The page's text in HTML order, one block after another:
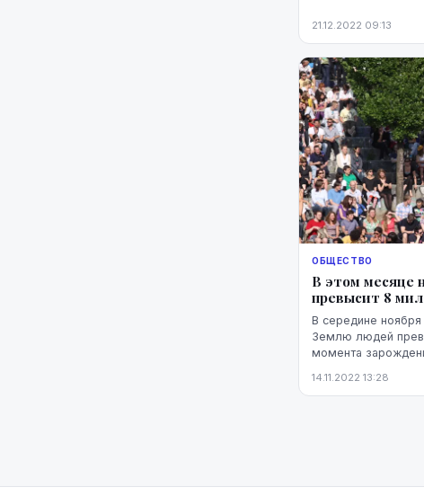
законодателями,
21.12.2022 09:13
ОБЩЕСТВО
В этом месяце
превысит 8
В середине
Землю людей
момента
постоянно росло,
14.11.2022 13:28